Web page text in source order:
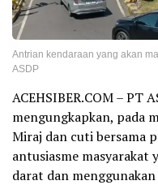
Antrian kendaraan yang akan
ASDP
ACEHSIBER.COM – PT
mengungkapkan, pada
Miraj dan cuti bersama
antusiasme masyarakat
darat dan